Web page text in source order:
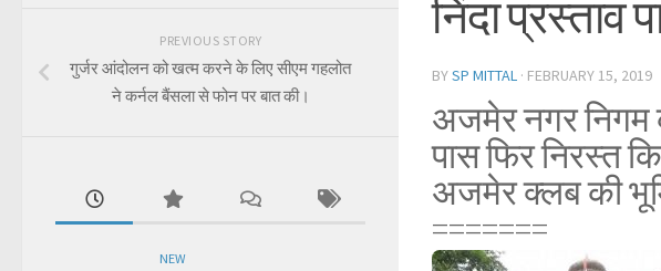
निंदा प्रस्ताव
BYSP MITTAL · FEBRUARY 15, 2019
अजमेर नगर निगम
पास फिर निरस्त
अजमेर क्लब की
=======
PREVIOUS STORY
गुर्जर आंदोलन को खत्म करने के लिए सीएम गहलोत
ने कर्नल बैंसला से फोन पर बात की।
NEW